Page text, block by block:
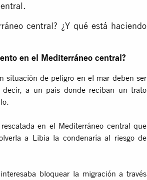
central? ¿Y qué está haciendo
en el Mediterráneo central?
situación de peligro en el mar deben ser
decir, a un país donde reciban un trato
en el Mediterráneo central que
a Libia la condenaría al riesgo de
bloquear la migración a través